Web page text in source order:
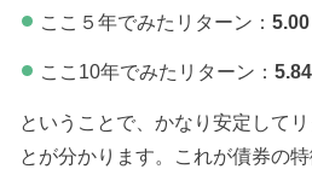
ここ５年でみたリターン： 5.00
ここ10年でみたリターン：
ということで、かなり安定して
とが分かります。これが債券の特